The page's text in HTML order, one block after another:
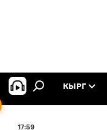
КЫРГ
17:59